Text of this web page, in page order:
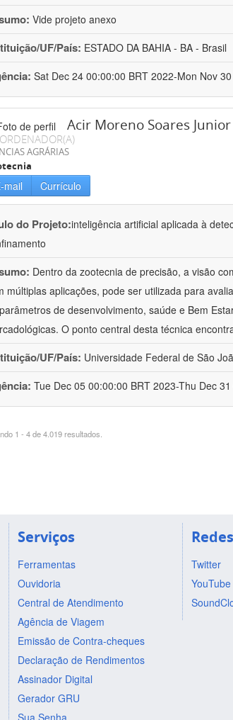
Vide projeto anexo
UF/País: ESTADO DA BAHIA - BA - Brasil
Sat Dec 24 00:00:00 BRT 2022-Mon Nov
Acir Moreno Soares Junior
AGRÁRIAS
mail Currículo
do Projeto:inteligência artificial aplicada à
Dentro da zootecnia de precisão, a visão
múltiplas aplicações, pode ser utilizada para
de desenvolvimento, saúde e Bem
O ponto central desta técnica
UF/País: Universidade Federal de São
Tue Dec 05 00:00:00 BRT 2023-Thu Dec
1 - 4 de 4.019 resultados.
Serviços
Ferramentas
Ouvidoria
Central de Atendimento
Agência de Viagem
Emissão de Contra-cheques
Declaração de Rendimentos
Assinador Digital
Gerador GRU
Sua Senha
Twitter
YouTube